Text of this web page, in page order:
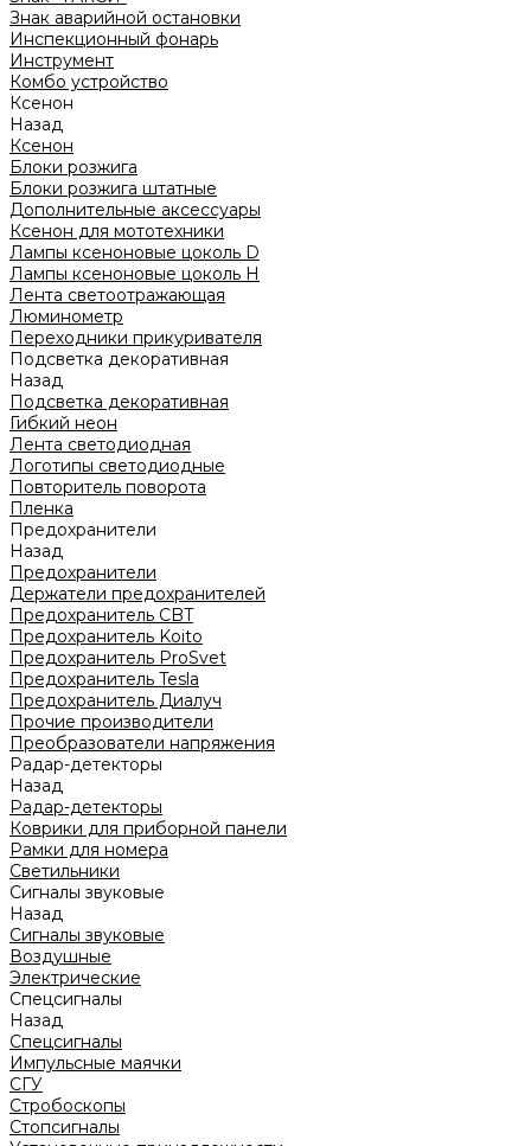
Знак аварийной остановки
Инспекционный фонарь
Инструмент
Комбо устройство
Ксенон
Назад
Ксенон
Блоки розжига
Блоки розжига штатные
Дополнительные аксессуары
Ксенон для мототехники
Лампы ксеноновые цоколь D
Лампы ксеноновые цоколь H
Лента светоотражающая
Люминометр
Переходники прикуривателя
Подсветка декоративная
Назад
Подсветка декоративная
Гибкий неон
Лента светодиодная
Логотипы светодиодные
Повторитель поворота
Пленка
Предохранители
Назад
Предохранители
Держатели предохранителей
Предохранитель CBT
Предохранитель Koito
Предохранитель ProSvet
Предохранитель Tesla
Предохранитель Диалуч
Прочие производители
Преобразователи напряжения
Радар-детекторы
Назад
Радар-детекторы
Коврики для приборной панели
Рамки для номера
Светильники
Сигналы звуковые
Назад
Сигналы звуковые
Воздушные
Электрические
Спецсигналы
Назад
Спецсигналы
Импульсные маячки
СГУ
Стробоскопы
Стопсигналы